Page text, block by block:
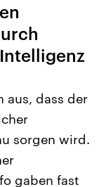
Beiträge,
und
die Vereinigten
Ländern
Einfluss auf
aus, dass der
sorgen wird.
gaben fast